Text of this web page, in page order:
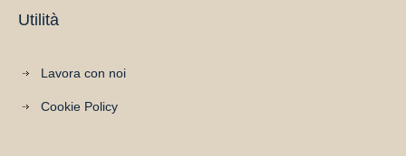
Utilità
Lavora con noi
Cookie Policy